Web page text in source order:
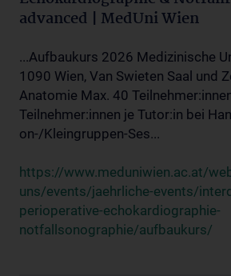
advanced | MedUni Wien
...Aufbaukurs 2026 Medizinische
1090 Wien, Van Swieten Saal und
Anatomie Max. 40
Teilnehmer:innen je Tutor:in bei
on-/Kleingruppen-Ses...
https://www.meduniwien.ac.at/
uns/events/jaehrliche-events/
perioperative-echokardiographie-
notfallsonographie/aufbaukurs/